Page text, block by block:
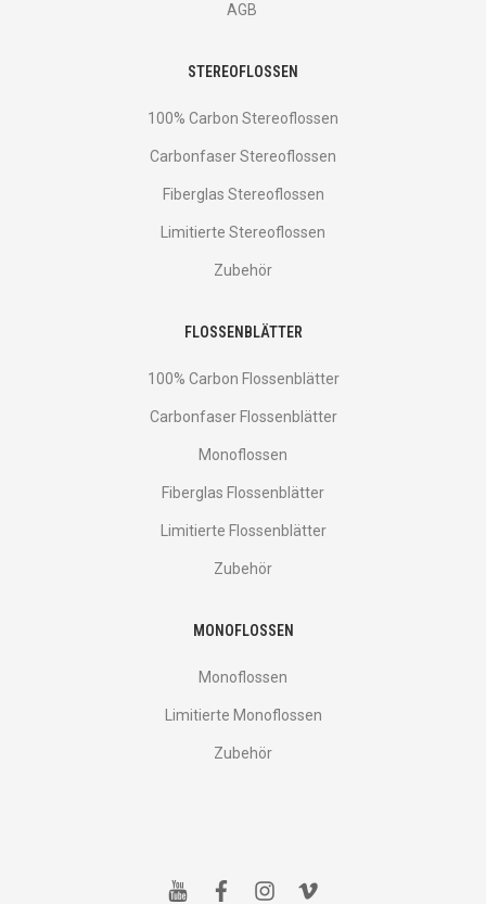
AGB
STEREOFLOSSEN
100% Carbon Stereoflossen
Carbonfaser Stereoflossen
Fiberglas Stereoflossen
Limitierte Stereoflossen
Zubehör
FLOSSENBLÄTTER
100% Carbon Flossenblätter
Carbonfaser Flossenblätter
Monoflossen
Fiberglas Flossenblätter
Limitierte Flossenblätter
Zubehör
MONOFLOSSEN
Monoflossen
Limitierte Monoflossen
Zubehör
y f i v